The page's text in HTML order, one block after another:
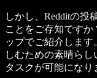
しかし、Redditの投
ことをご存知ですか
ップでご紹介しま
しむための素晴ら
タスクが可能になり